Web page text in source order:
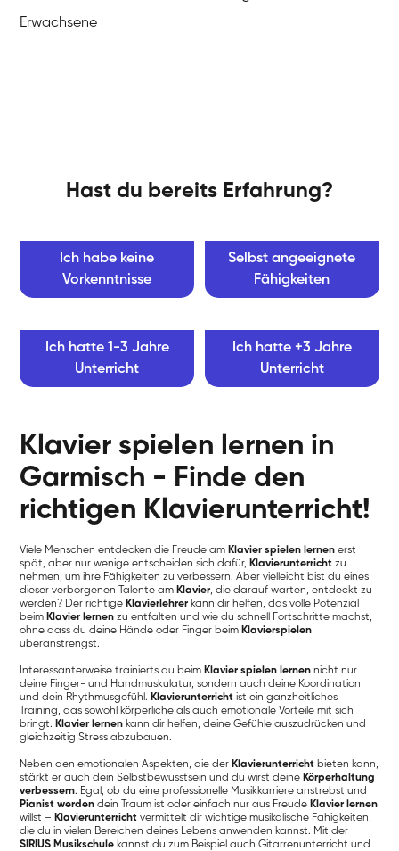
Erwachsene
Hast du bereits Erfahrung?
Ich habe keine
Vorkenntnisse
Selbst angeeignete
Fähigkeiten
Ich hatte 1-3 Jahre
Unterricht
Ich hatte +3 Jahre
Unterricht
Klavier spielen lernen in
Garmisch - Finde den
richtigen Klavierunterricht!
Viele Menschen entdecken die Freude am Klavier spielen lernen erst
spät, aber nur wenige entscheiden sich dafür, Klavierunterricht zu
nehmen, um ihre Fähigkeiten zu verbessern. Aber vielleicht bist du eines
dieser verborgenen Talente am Klavier, die darauf warten, entdeckt zu
werden? Der richtige Klavierlehrer kann dir helfen, das volle Potenzial
beim Klavier lernen zu entfalten und wie du schnell Fortschritte machst,
ohne dass du deine Hände oder Finger beim Klavierspielen
überanstrengst.
Interessanterweise trainierts du beim Klavier spielen lernen nicht nur
deine Finger- und Handmuskulatur, sondern auch deine Koordination
und dein Rhythmusgefühl. Klavierunterricht ist ein ganzheitliches
Training, das sowohl körperliche als auch emotionale Vorteile mit sich
bringt. Klavier lernen kann dir helfen, deine Gefühle auszudrücken und
gleichzeitig Stress abzubauen.
Neben den emotionalen Aspekten, die der Klavierunterricht bieten kann,
stärkt er auch dein Selbstbewusstsein und du wirst deine Körperhaltung
verbessern. Egal, ob du eine professionelle Musikkarriere anstrebst und
Pianist werden dein Traum ist oder einfach nur aus Freude Klavier lernen
willst – Klavierunterricht vermittelt dir wichtige musikalische Fähigkeiten,
die du in vielen Bereichen deines Lebens anwenden kannst. Mit der
SIRIUS Musikschule kannst du zum Beispiel auch Gitarrenunterricht und